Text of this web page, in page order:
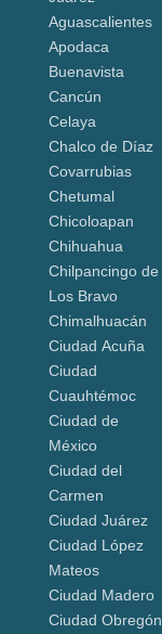
Aguascalientes
Apodaca
Buenavista
Cancún
Celaya
Chalco de Díaz
Covarrubias
Chetumal
Chicoloapan
Chihuahua
Chilpancingo de
Los Bravo
Chimalhuacán
Ciudad Acuña
Ciudad
Cuauhtémoc
Ciudad de
México
Ciudad del
Carmen
Ciudad Juárez
Ciudad López
Mateos
Ciudad Madero
Ciudad Obregón